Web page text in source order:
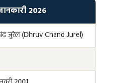
2026
जुरेल (Dhruv Chand Jurel)